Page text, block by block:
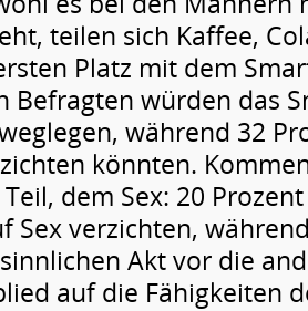
teilen sich Kaffee,
Platz mit dem
Befragten würden das
während 32
könnten.
dem Sex: 20
Sex verzichten,
Akt vor die
auf die Fähigkeiten